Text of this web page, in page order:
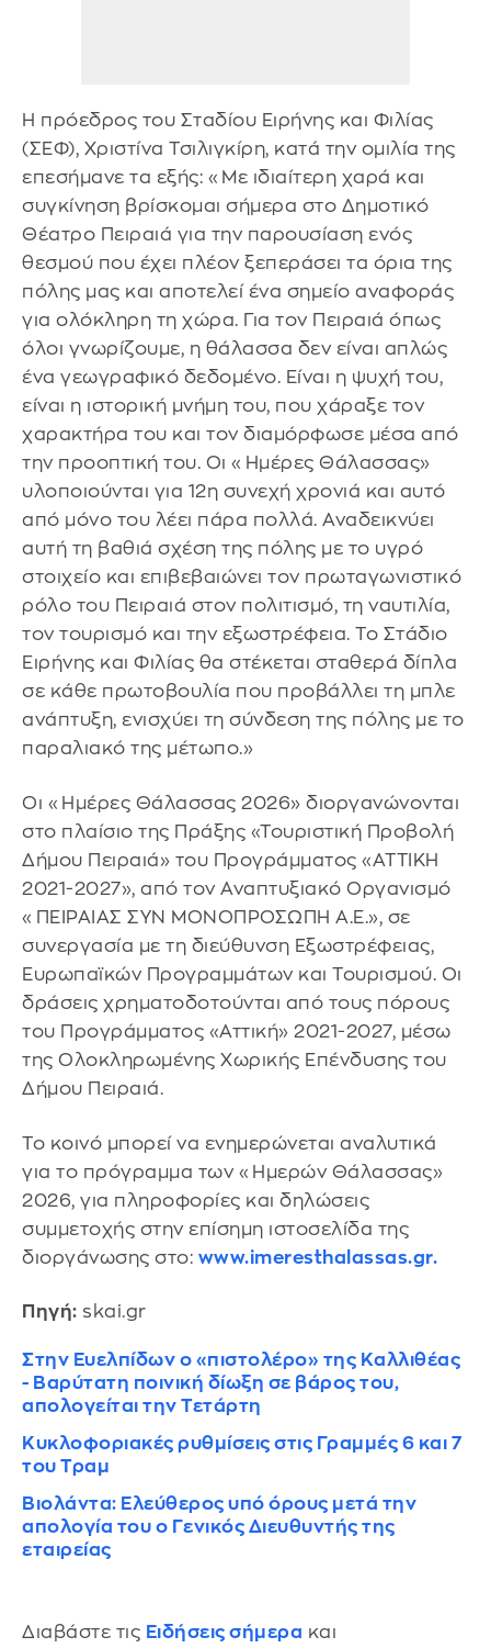
Η πρόεδρος του Σταδίου Ειρήνης και Φιλίας
(ΣΕΦ), Χριστίνα Τσιλιγκίρη, κατά την ομιλία της
επεσήμανε τα εξής: «Με ιδιαίτερη χαρά και
συγκίνηση βρίσκομαι σήμερα στο Δημοτικό
Θέατρο Πειραιά για την παρουσίαση ενός
θεσμού που έχει πλέον ξεπεράσει τα όρια της
πόλης μας και αποτελεί ένα σημείο αναφοράς
για ολόκληρη τη χώρα. Για τον Πειραιά όπως
όλοι γνωρίζουμε, η θάλασσα δεν είναι απλώς
ένα γεωγραφικό δεδομένο. Είναι η ψυχή του,
είναι η ιστορική μνήμη του, που χάραξε τον
χαρακτήρα του και τον διαμόρφωσε μέσα από
την προοπτική του. Οι «Ημέρες Θάλασσας»
υλοποιούνται για 12η συνεχή χρονιά και αυτό
από μόνο του λέει πάρα πολλά. Αναδεικνύει
αυτή τη βαθιά σχέση της πόλης με το υγρό
στοιχείο και επιβεβαιώνει τον πρωταγωνιστικό
ρόλο του Πειραιά στον πολιτισμό, τη ναυτιλία,
τον τουρισμό και την εξωστρέφεια. Το Στάδιο
Ειρήνης και Φιλίας θα στέκεται σταθερά δίπλα
σε κάθε πρωτοβουλία που προβάλλει τη μπλε
ανάπτυξη, ενισχύει τη σύνδεση της πόλης με το
παραλιακό της μέτωπο.»
Οι «Ημέρες Θάλασσας 2026» διοργανώνονται
στο πλαίσιο της Πράξης «Τουριστική Προβολή
Δήμου Πειραιά» του Προγράμματος «ΑΤΤΙΚΗ
2021-2027», από τον Αναπτυξιακό Οργανισμό
«ΠΕΙΡΑΙΑΣ ΣΥΝ ΜΟΝΟΠΡΟΣΩΠΗ Α.Ε.», σε
συνεργασία με τη διεύθυνση Εξωστρέφειας,
Ευρωπαϊκών Προγραμμάτων και Τουρισμού. Οι
δράσεις χρηματοδοτούνται από τους πόρους
του Προγράμματος «Αττική» 2021-2027, μέσω
της Ολοκληρωμένης Χωρικής Επένδυσης του
Δήμου Πειραιά.
Το κοινό μπορεί να ενημερώνεται αναλυτικά
για το πρόγραμμα των «Ημερών Θάλασσας»
2026, για πληροφορίες και δηλώσεις
συμμετοχής στην επίσημη ιστοσελίδα της
διοργάνωσης στο: www.imeresthalassas.gr.
Πηγή: skai.gr
Στην Ευελπίδων ο «πιστολέρο» της Καλλιθέας
- Βαρύτατη ποινική δίωξη σε βάρος του,
απολογείται την Τετάρτη
Κυκλοφοριακές ρυθμίσεις στις Γραμμές 6 και 7
του Τραμ
Βιολάντα: Ελεύθερος υπό όρους μετά την
απολογία του ο Γενικός Διευθυντής της
εταιρείας
Διαβάστε τις Ειδήσεις σήμερα και